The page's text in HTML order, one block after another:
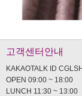
고객센터안내
KAKAOTALK ID
OPEN 09:00 ~ 18:00
LUNCH 11:30 ~ 13:00